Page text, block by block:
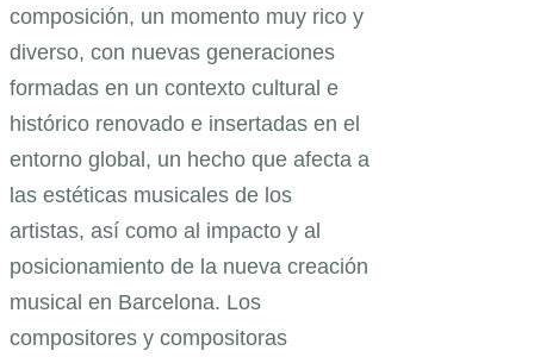
composición, un momento muy rico y
diverso, con nuevas generaciones
formadas en un contexto cultural e
histórico renovado e insertadas en el
entorno global, un hecho que afecta a
las estéticas musicales de los
artistas, así como al impacto y al
posicionamiento de la nueva creación
musical en Barcelona. Los
compositores y compositoras